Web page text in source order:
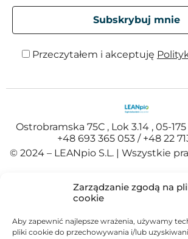
Zarządzanie zgodą na
cookie
Aby zapewnić najlepsze wrażenia, używamy
pliki cookie do przechowywania i/lub
Przeczytałem i akceptuję
Ostrobramska 75C , Lok 3.14 , 05-
+48 693 365 053 / +48 22
© 2024 – LEANpio S.L. | Wszystkie
Portuguese(